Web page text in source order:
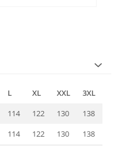
L XL XXL
3XL
114 122 130
138
114 122 130 138